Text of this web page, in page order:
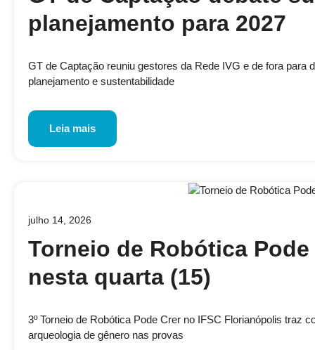
planejamento para 2027
GT de Captação reuniu gestores da Rede IVG e de fora para
planejamento e sustentabilidade
Leia mais
julho 14, 2026
Torneio de Robótica
nesta quarta (15)
3º Torneio de Robótica Pode Crer no IFSC Florianópolis traz
arqueologia de gênero nas provas